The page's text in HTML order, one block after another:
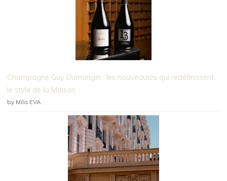
Champagne Guy Dumangin : les nouveautés qui redéfinissent
le style de la Maison
by Mila EVA